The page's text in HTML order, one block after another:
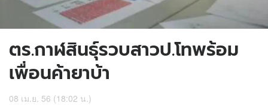
ตร.กาฬสินธุ์รวบสาวป.โทพร้อม
เพื่อนค้ายาบ้า
08 เม.ย. 56 (18:02 น.)